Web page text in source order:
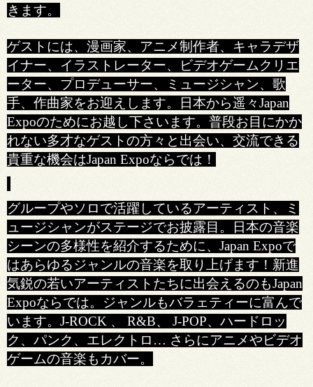
きます。
ゲストには、漫画家、アニメ制作者、キャラデザ
イナー、イラストレーター、ビデオゲームクリエ
ーター、プロデューサー、ミュージシャン、歌
手、作曲家をお迎えします。日本から遥々Japan
Expoのためにお越し下さいます。普段お目にかか
れない多才なゲストの方々と出会い、交流できる
貴重な機会はJapan Expoならでは！
グループやソロで活躍しているアーティスト、ミ
ュージシャンがステージでお披露目。日本の音楽
シーンの多様性を紹介するために、Japan Expoで
はあらゆるジャンルの音楽を取り上げます！新進
気鋭の若いアーティストたちに出会えるのもJapan
Expoならでは。ジャンルもバラェティーに富んで
います。J-ROCK 、 R&B、 J-POP、ハードロッ
ク、パンク、エレクトロ… さらにアニメやビデオ
ゲームの音楽もカバー。